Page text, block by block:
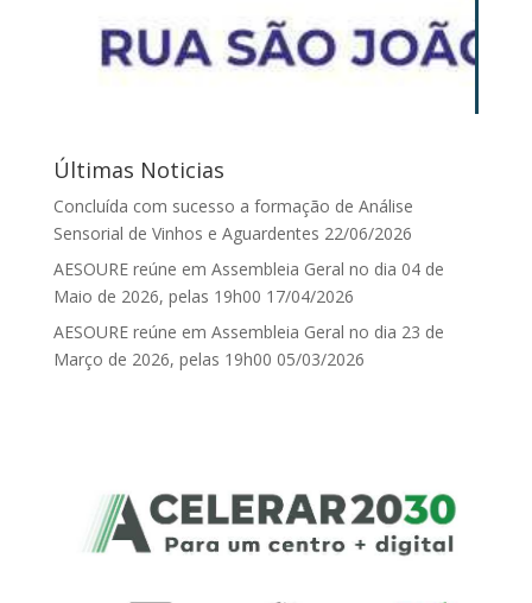
Últimas Noticias
Concluída com sucesso a formação de Análise
Sensorial de Vinhos e Aguardentes 22/06/2026
AESOURE reúne em Assembleia Geral no dia 04 de
Maio de 2026, pelas 19h00 17/04/2026
AESOURE reúne em Assembleia Geral no dia 23 de
Março de 2026, pelas 19h00 05/03/2026